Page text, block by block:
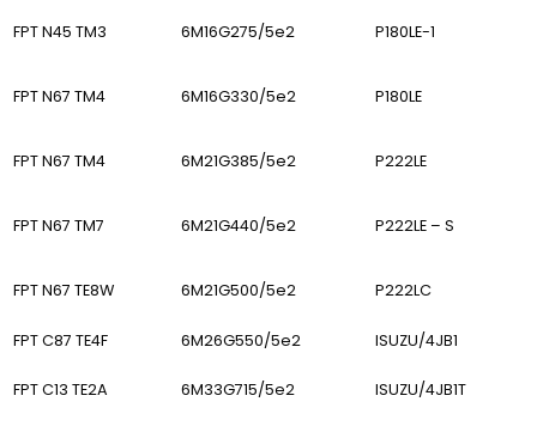
FPT N45 TM3 6M16G275/5e2 P180LE-1
FPT N67 TM4 6M16G330/5e2 P180LE
FPT N67 TM4 6M21G385/5e2 P222LE
FPT N67 TM7 6M21G440/5e2 P222LE – S
FPT N67 TE8W 6M21G500/5e2 P222LC
FPT C87 TE4F 6M26G550/5e2 ISUZU/4JB1
FPT C13 TE2A 6M33G715/5e2 ISUZU/4JB1T